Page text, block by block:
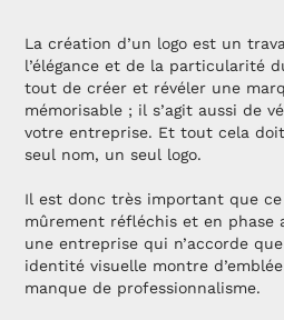
La création d’un logo est un
l’élégance et de la particularité
tout de créer et révéler une
mémorisable ; il s’agit aussi de
votre entreprise. Et tout cela
seul nom, un seul logo.
Il est donc très important que
mûrement réfléchis et en phase
une entreprise qui n’accorde
identité visuelle montre
manque de professionnalisme.